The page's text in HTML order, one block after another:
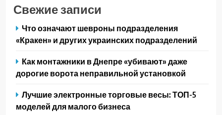
Свежие записи
Что означают шевроны подразделения
«Кракен» и других украинских подразделений
Как монтажники в Днепре «убивают» даже
дорогие ворота неправильной установкой
Лучшие электронные торговые весы: ТОП-5
моделей для малого бизнеса